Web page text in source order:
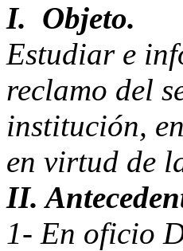
I. Objeto.
Estudiar e
reclamo del
institución,
en virtud de
II.
1- En oficio